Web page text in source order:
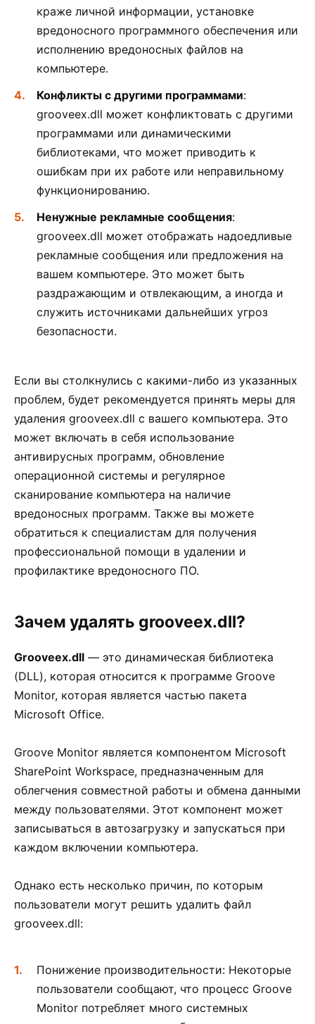
краже личной информации, установке
вредоносного программного обеспечения или
исполнению вредоносных файлов на
компьютере.
Конфликты с другими программами:
grooveex.dll может конфликтовать с другими
программами или динамическими
библиотеками, что может приводить к
ошибкам при их работе или неправильному
функционированию.
Ненужные рекламные сообщения:
grooveex.dll может отображать надоедливые
рекламные сообщения или предложения на
вашем компьютере. Это может быть
раздражающим и отвлекающим, а иногда и
служить источниками дальнейших угроз
безопасности.
Если вы столкнулись с какими-либо из указанных
проблем, будет рекомендуется принять меры для
удаления grooveex.dll с вашего компьютера. Это
может включать в себя использование
антивирусных программ, обновление
операционной системы и регулярное
сканирование компьютера на наличие
вредоносных программ. Также вы можете
обратиться к специалистам для получения
профессиональной помощи в удалении и
профилактике вредоносного ПО.
Зачем удалять grooveex.dll?
Grooveex.dll — это динамическая библиотека
(DLL), которая относится к программе Groove
Monitor, которая является частью пакета
Microsoft Office.
Groove Monitor является компонентом Microsoft
SharePoint Workspace, предназначенным для
облегчения совместной работы и обмена данными
между пользователями. Этот компонент может
записываться в автозагрузку и запускаться при
каждом включении компьютера.
Однако есть несколько причин, по которым
пользователи могут решить удалить файл
grooveex.dll:
Понижение производительности: Некоторые
пользователи сообщают, что процесс Groove
Monitor потребляет много системных